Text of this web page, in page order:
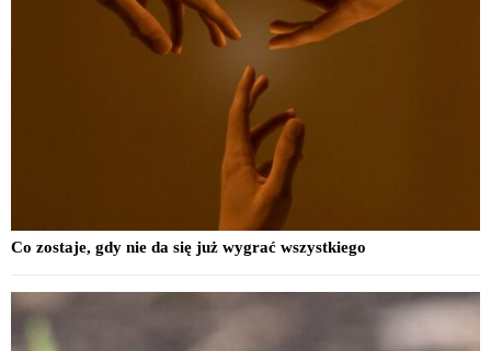
Co zostaje, gdy nie da się już wygrać wszystkiego